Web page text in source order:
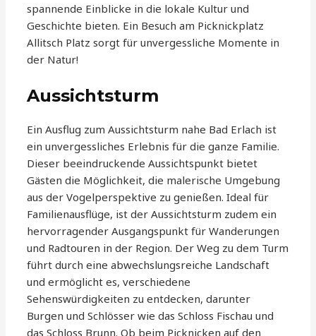
spannende Einblicke in die lokale Kultur und
Geschichte bieten. Ein Besuch am Picknickplatz
Allitsch Platz sorgt für unvergessliche Momente in
der Natur!
Aussichtsturm
Ein Ausflug zum Aussichtsturm nahe Bad Erlach ist
ein unvergessliches Erlebnis für die ganze Familie.
Dieser beeindruckende Aussichtspunkt bietet
Gästen die Möglichkeit, die malerische Umgebung
aus der Vogelperspektive zu genießen. Ideal für
Familienausflüge, ist der Aussichtsturm zudem ein
hervorragender Ausgangspunkt für Wanderungen
und Radtouren in der Region. Der Weg zu dem Turm
führt durch eine abwechslungsreiche Landschaft
und ermöglicht es, verschiedene
Sehenswürdigkeiten zu entdecken, darunter
Burgen und Schlösser wie das Schloss Fischau und
das Schloss Brunn. Ob beim Picknicken auf den